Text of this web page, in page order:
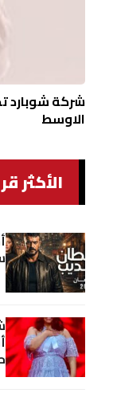
شركة شوبارد
الاوسط
الأكثر